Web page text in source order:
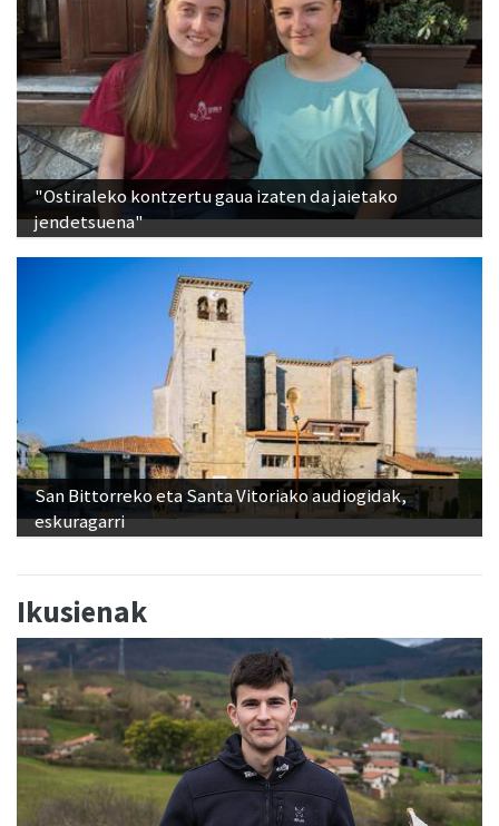
"Ostiraleko kontzertu gaua izaten da jaietako
jendetsuena"
San Bittorreko eta Santa Vitoriako audiogidak,
eskuragarri
Ikusienak